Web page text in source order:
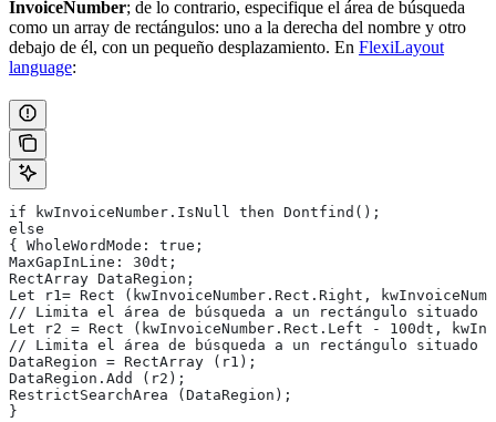
InvoiceNumber; de lo contrario, especifique el área de búsqueda
como un array de rectángulos: uno a la derecha del nombre y otro
debajo de él, con un pequeño desplazamiento. En FlexiLayout
language:
if kwInvoiceNumber.IsNull then Dontfind();
else
{ WholeWordMode: true;
MaxGapInLine: 30dt;
RectArray DataRegion;
Let r1= Rect (kwInvoiceNumber.Rect.Right,
// Limita el área de búsqueda a un rectángulo situado a
Let r2 = Rect (kwInvoiceNumber.Rect.Left - 100dt,
// Limita el área de búsqueda a un rectángulo situado
DataRegion = RectArray (r1);
DataRegion.Add (r2);
RestrictSearchArea (DataRegion);
}